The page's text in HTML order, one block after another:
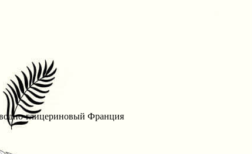
глицериновый Франция